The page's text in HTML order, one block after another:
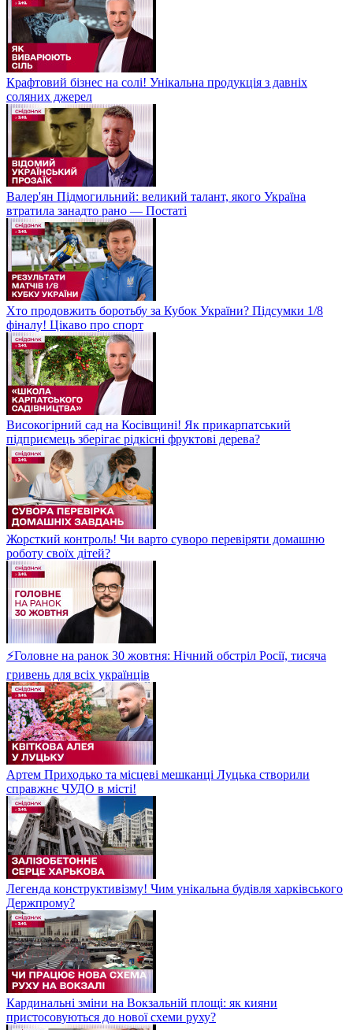
Крафтовий бізнес на солі! Унікальна продукція з давніх
соляних джерел
Валер'ян Підмогильний: великий талант, якого Україна
втратила занадто рано — Постаті
Хто продовжить боротьбу за Кубок України? Підсумки 1/8
фіналу! Цікаво про спорт
Високогірний сад на Косівщині! Як прикарпатський
підприємець зберігає рідкісні фруктові дерева?
Жорсткий контроль! Чи варто суворо перевіряти домашню
роботу своїх дітей?
⚡Головне на ранок 30 жовтня: Нічний обстріл Росії, тисяча
гривень для всіх українців
Артем Приходько та місцеві мешканці Луцька створили
справжнє ЧУДО в місті!
Легенда конструктивізму! Чим унікальна будівля харківського
Держпрому?
Кардинальні зміни на Вокзальній площі: як кияни
пристосовуються до нової схеми руху?